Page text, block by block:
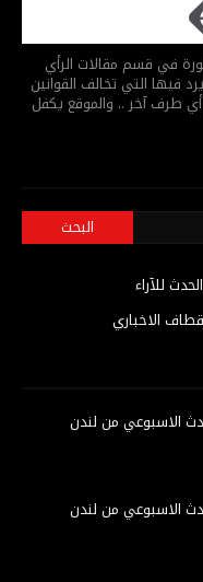
في قسم مقالات الرأي
فيها التي تخالف القوانين
طرف آخر .. والموقع يكفل
للآراء
الاخباري